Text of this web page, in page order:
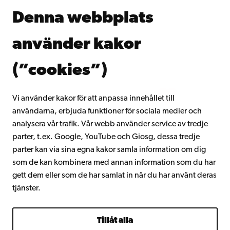
Denna webbplats
använder kakor
(”cookies”)
Vi använder kakor för att anpassa innehållet till
användarna, erbjuda funktioner för sociala medier och
analysera vår trafik. Vår webb använder service av tredje
parter, t.ex. Google, YouTube och Giosg, dessa tredje
parter kan via sina egna kakor samla information om dig
som de kan kombinera med annan information som du har
gett dem eller som de har samlat in när du har använt deras
tjänster.
Tillåt alla
Kontinuerligt lärande
Gå med i Åbo Akademis alumnnätverk
Intranätet
Facebook InstagramYouTube LinkedIn Blog Snapchat